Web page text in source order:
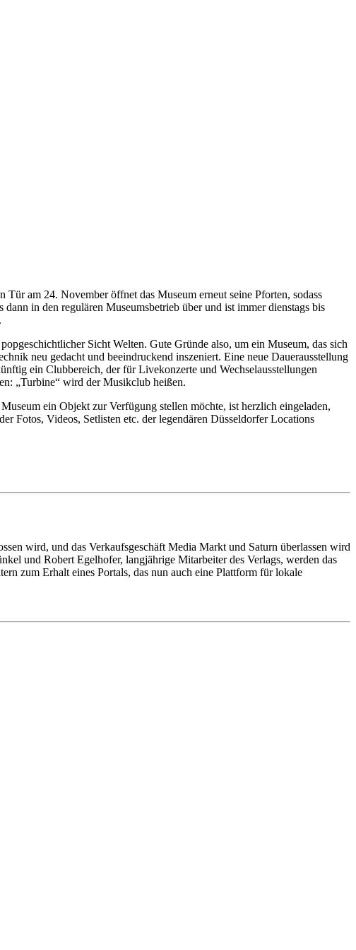
am 24. November öffnet das Museum erneut seine Pforten, sodass
in den regulären Museumsbetrieb über und ist immer dienstags bis
Sicht Welten. Gute Gründe also, um ein Museum, das sich
neu gedacht und beeindruckend inszeniert. Eine neue Dauerausstellung
ein Clubbereich, der für Livekonzerte und Wechselausstellungen
„Turbine“ wird der Musikclub heißen.
ein Objekt zur Verfügung stellen möchte, ist herzlich eingeladen,
Fotos, Videos, Setlisten etc. der legendären Düsseldorfer Locations
wird, und das Verkaufsgeschäft Media Markt und Saturn überlassen wird
und Robert Egelhofer, langjährige Mitarbeiter des Verlags, werden das
zum Erhalt eines Portals, das nun auch eine Plattform für lokale